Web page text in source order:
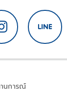
นการณ์